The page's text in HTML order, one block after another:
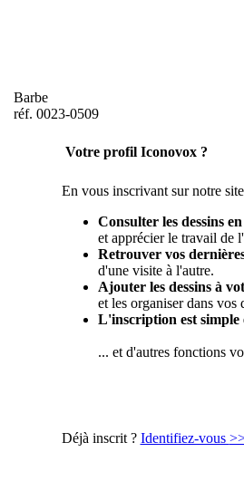
Barbe
réf. 0023-0509
Votre profil Iconovox ?
En vous inscrivant sur notre
Consulter les dessins
et apprécier le travail de
Retrouver vos
d'une visite à l'autre.
Ajouter les dessins à
et les organiser dans vos
L'inscription est simple
... et d'autres fonctions
Déjà inscrit ? Identifiez-vous